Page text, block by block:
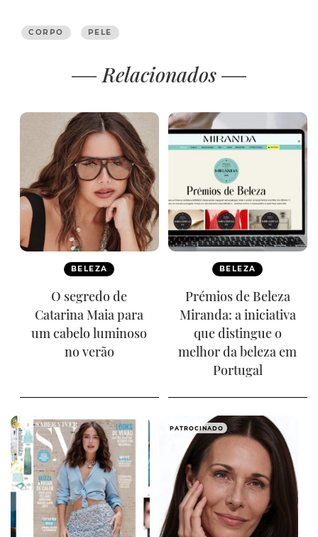
CORPO PELE
Relacionados
BELEZA
O segredo de
Catarina Maia para
um cabelo luminoso
no verão
BELEZA
Prémios de Beleza
Miranda: a iniciativa
que distingue o
melhor da beleza em
Portugal
PATROCINADO